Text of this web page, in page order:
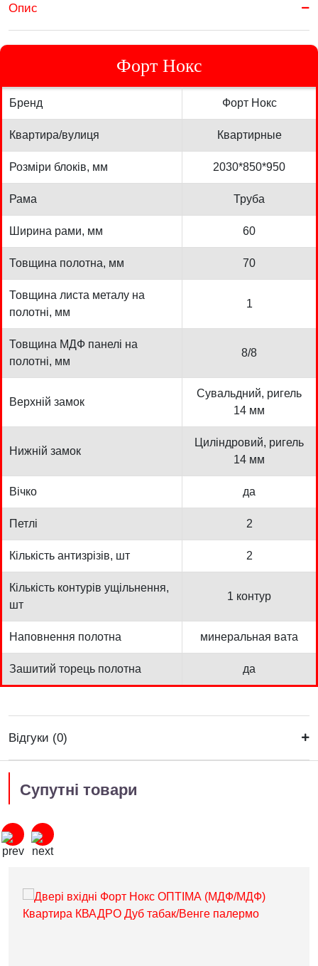
Опис
Форт Нокс
Бренд Форт Нокс
Квартира/вулиця Квартирные
Розміри блоків, мм 2030*850*950
Рама Труба
Ширина рами, мм 60
Товщина полотна, мм 70
Товщина листа металу на
полотні, мм
1
Товщина МДФ панелі на
полотні, мм
8/8
Верхній замок
Сувальдний, ригель
14 мм
Нижній замок
Циліндровий, ригель
14 мм
Вічко да
Петлі 2
Кількість антизрізів, шт 2
Кількість контурів ущільнення,
шт
1 контур
Наповнення полотна минеральная вата
Зашитий торець полотна да
Відгуки (0)
Супутні товари